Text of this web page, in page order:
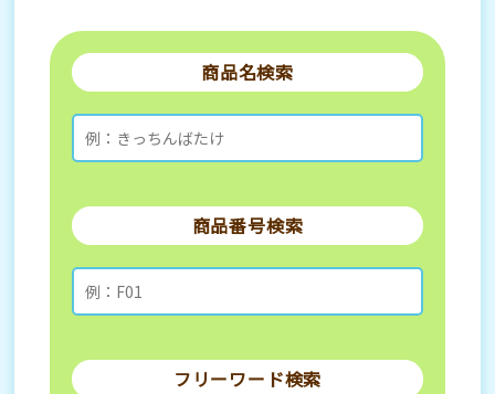
商品名検索
商品番号検索
フリーワード検索